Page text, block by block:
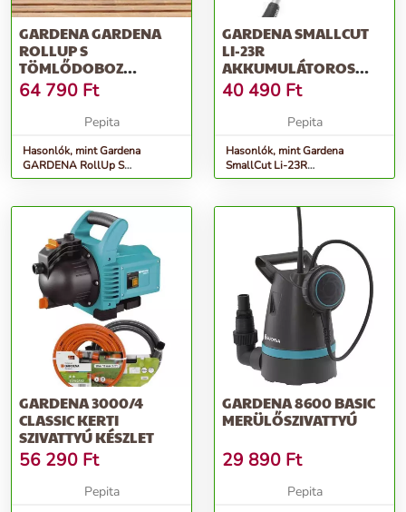
GARDENA GARDENA
ROLLUP S
TÖMLŐDOBOZ
TERASZRA
64 790 Ft
Pepita
Hasonlók, mint Gardena
GARDENA RollUp S
tömlődoboz teraszra
GARDENA SMALLCUT
LI-23R
AKKUMULÁTOROS
FŰSZEGÉLYNYÍRÓ
40 490 Ft
Pepita
Hasonlók, mint Gardena
SmallCut Li-23R
Akkumulátoros fűszegélynyíró
GARDENA 3000/4
CLASSIC KERTI
SZIVATTYÚ KÉSZLET
56 290 Ft
Pepita
GARDENA 8600 BASIC
MERÜLŐSZIVATTYÚ
29 890 Ft
Pepita